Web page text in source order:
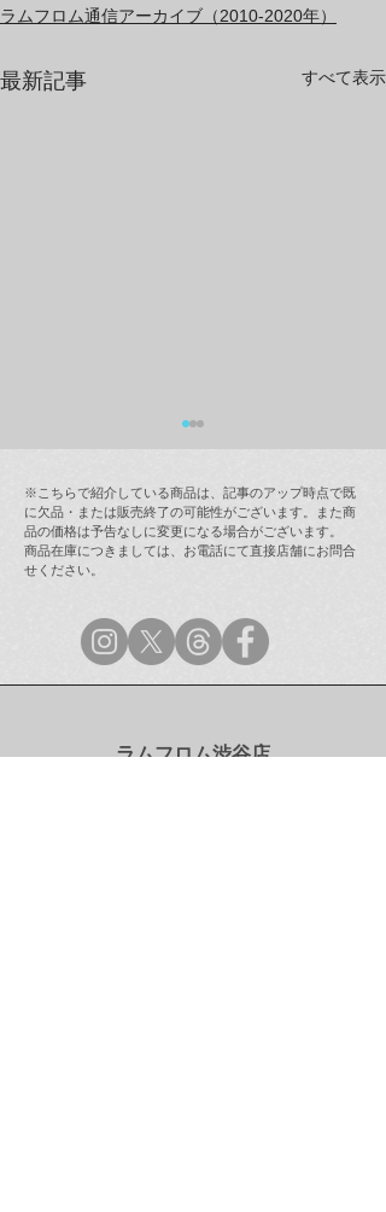
ラムフロム通信アーカイブ（2010-2020年）
最新記事 すべて表示
ラムフロム年末年始営業
のご案内
※こちらで紹介している商品は、記事のアップ時点で既
に欠品・または販売終了の可能性がございます。また商
品の価格は予告なしに変更になる場合がございます。
商品在庫につきましては、お電話にて直接店舗にお問合
せください。
ラムフロム渋谷店